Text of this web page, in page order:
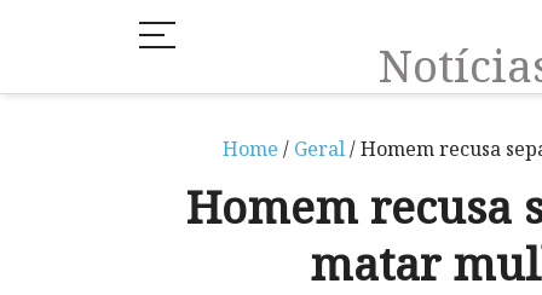
Home / Geral/ Homem recusa
Homem recusa
matar